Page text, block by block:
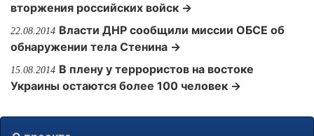
вторжения российских войск →
22.08.2014 Власти ДНР сообщили миссии ОБСЕ об
обнаружении тела Стенина →
15.08.2014 В плену у террористов на востоке
Украины остаются более 100 человек →